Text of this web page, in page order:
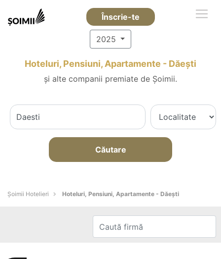
Înscrie-te
2025
Hoteluri, Pensiuni, Apartamente - Dăeşti
și alte companii premiate de Șoimii.
Căutare
Șoimii Hotelieri Hoteluri, Pensiuni, Apartamente - Dăeşti